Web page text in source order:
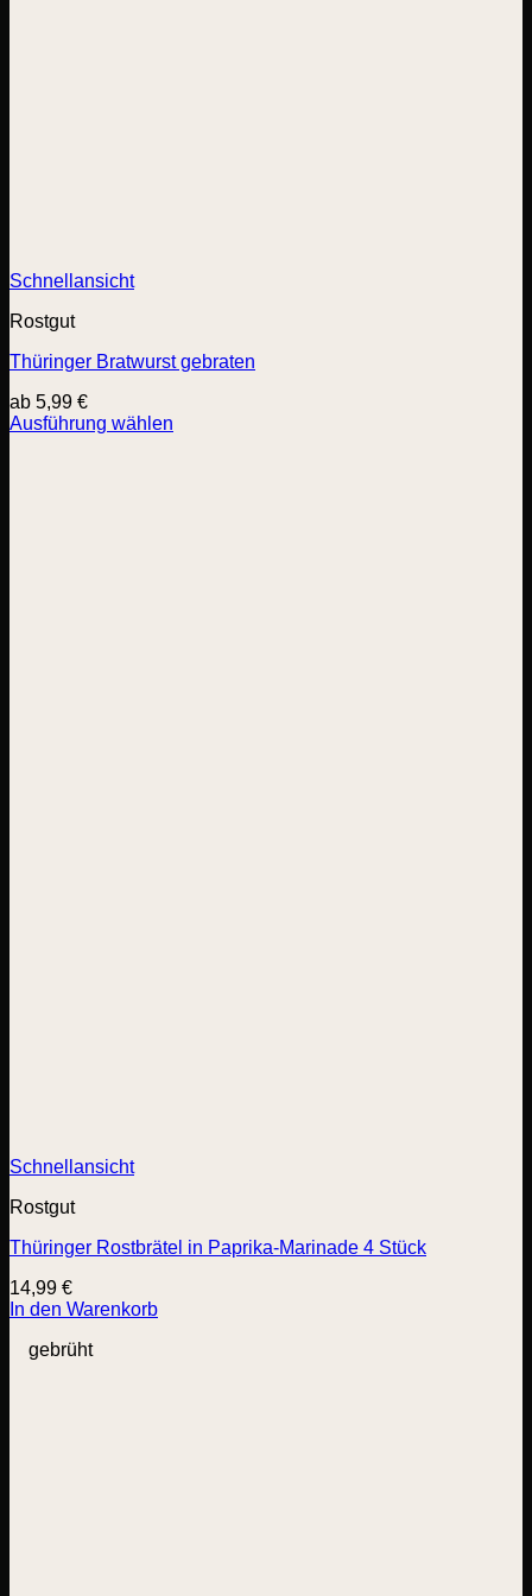
Schnellansicht
Rostgut
Thüringer Bratwurst gebraten
ab 5,99 €
Ausführung wählen
Schnellansicht
Rostgut
Thüringer Rostbrätel in Paprika-Marinade 4 Stück
14,99 €
In den Warenkorb
gebrüht